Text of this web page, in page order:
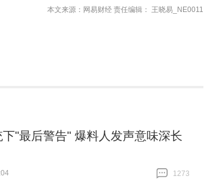
本文来源：网易财经 责任编辑： 王晓易_NE0011
"最后警告" 爆料人发声意味深长
1273